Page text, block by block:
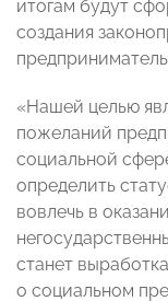
итогам будут
создания
«Нашей целью
пожеланий
социальной
определить
вовлечь в
станет
о социальном